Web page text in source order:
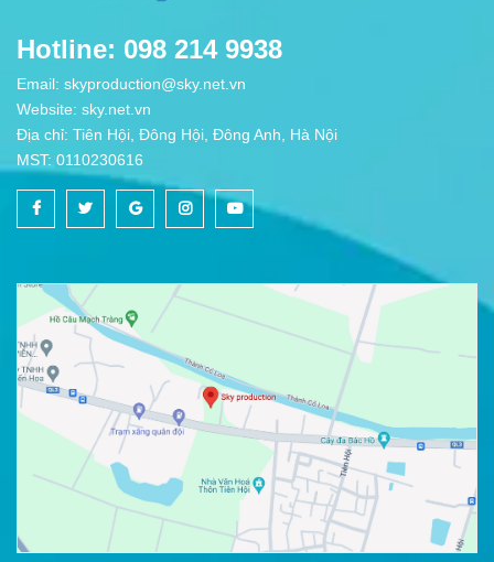
Hotline: 098 214 9938
Email: skyproduction@sky.net.vn
Website: sky.net.vn
Địa chỉ: Tiên Hội, Đông Hội, Đông Anh, Hà Nội
MST: 0110230616